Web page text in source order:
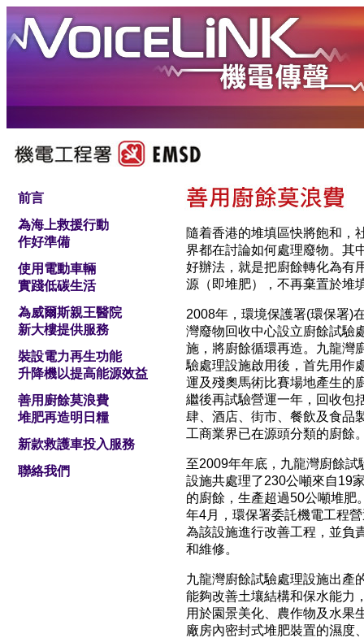
前言
為海上救援行動
作好準備
使用電動車輛
實踐低碳生活
為威爾斯親王醫院
新大樓提供服務
裝設電力再生功能
升降機以提高能源效益
善用廚餘莫浪費
堆肥再造明日糧
新款救護車投入服務
聯絡我們
隨着香港的堆填區快將飽和，
界都在討論如何處理廢物。其
好辦法，就是把廚餘轉化為有
源（即堆肥），不再棄置於堆
2008年，環境保護署(環保署)
灣廢物回收中心設立廚餘試驗
施，將廚餘循環再造。九龍灣
驗處理設施啟用後，首先用作
運及殘奧馬術比賽場地產生的
繼後再試驗營運一年，回收包
肆、酒店、街市、餐飲及食品
工商業界已在源頭分類的廚餘
至2009年年底，九龍灣廚餘試
設施共處理了230公噸來自19
的廚餘，生產超過50公噸堆肥
年4月，環保署委託機電工程
為該設施進行改善工程，並負
和維修。
九龍灣廚餘試驗處理設施出產
能夠改善土壤結構和保水能力
用於園景美化、農作物及水果
廠房內密封式堆肥裝置的濕度